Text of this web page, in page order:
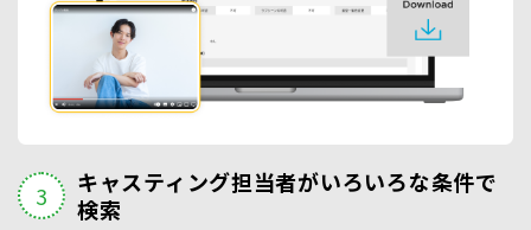
キャスティング担当者がいろいろな条件で
検索